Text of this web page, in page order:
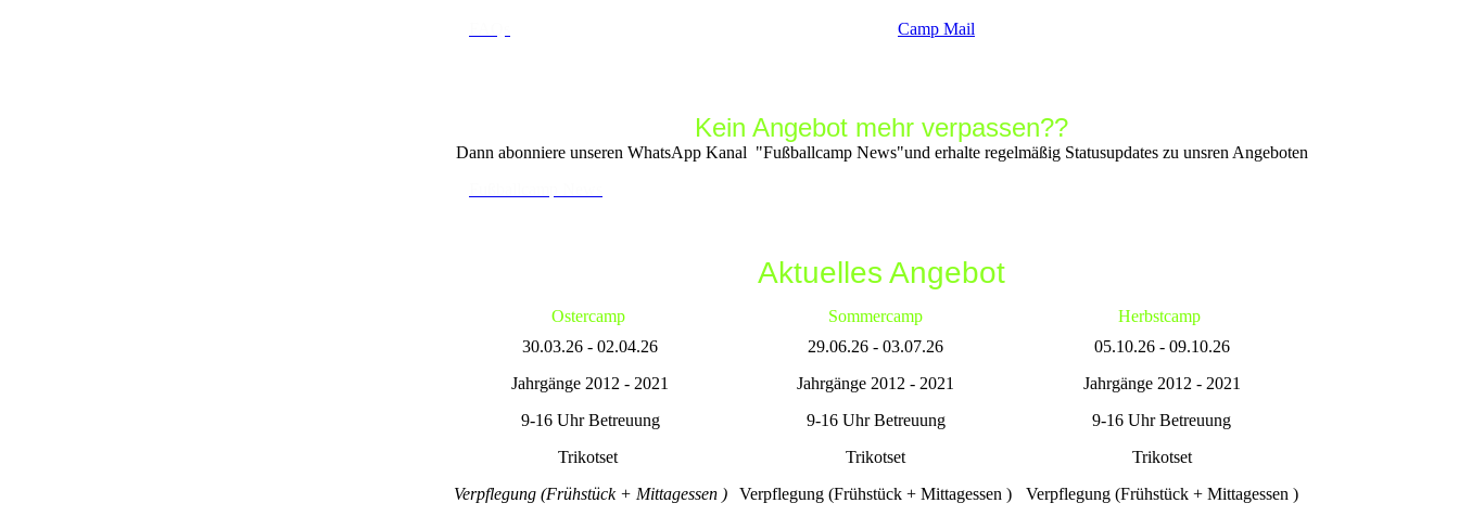
Camp Mail
Kein Angebot mehr verpassen??
Dann abonniere unseren WhatsApp Kanal "Fußballcamp News"und erhalte regelmäßig Statusupdates zu unsren Angeboten
Aktuelles Angebot
Ostercamp Sommercamp
Herbstcamp
30.03.26 - 02.04.26
Jahrgänge 2012 - 2021
9-16 Uhr Betreuung
Trikotset
Verpflegung (Frühstück + Mittagessen )
29.06.26 - 03.07.26
Jahrgänge 2012 - 2021
9-16 Uhr Betreuung
Trikotset
Verpflegung (Frühstück + Mittagessen )
05.10.26 - 09.10.26
Jahrgänge 2012 - 2021
9-16 Uhr Betreuung
Trikotset
Verpflegung (Frühstück + Mittagessen )